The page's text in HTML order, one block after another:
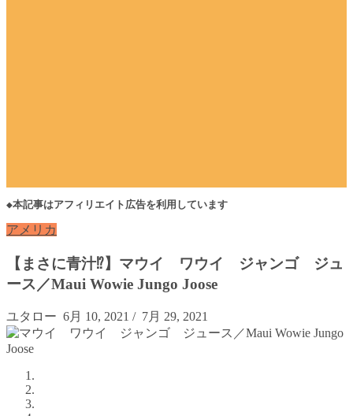
◆本記事はアフィリエイト広告を利用しています
アメリカ
【まさに青汁⁉︎】マウイ ワウイ ジャンゴ ジュ
ース／Maui Wowie Jungo Joose
ユタロー 6月 10, 2021 / 7月 29, 2021